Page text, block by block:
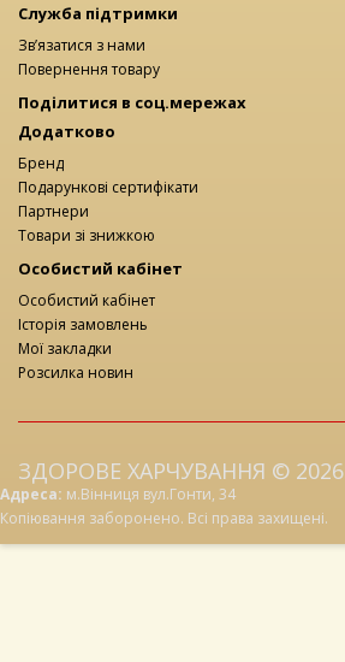
Служба підтримки
Зв’язатися з нами
Повернення товару
Поділитися в соц.мережах
Додатково
Бренд
Подарункові сертифікати
Партнери
Товари зі знижкою
Особистий кабінет
Особистий кабінет
Історія замовлень
Мої закладки
Розсилка новин
ЗДОРОВЕ ХАРЧУВАННЯ © 2026
Адреса: м.Вінниця вул.Гонти, 34
Копіювання заборонено. Всі права захищені.